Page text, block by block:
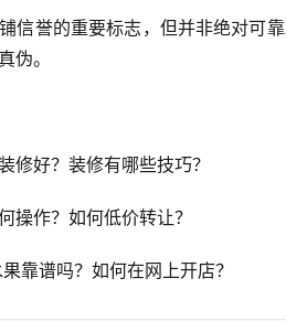
信誉的重要标志，但并非绝对可
伪。
修好？装修有哪些技巧？
操作？如何低价转让？
靠谱吗？如何在网上开店？